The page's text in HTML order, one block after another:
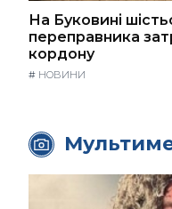
На Буковині
переправника
кордону
# НОВИНИ